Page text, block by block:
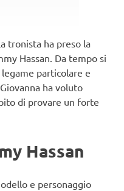
tronista ha preso la
Hassan. Da tempo si
particolare e
ha voluto
di provare un forte
Hassan
e personaggio